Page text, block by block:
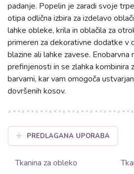
padanje. Popelin je zaradi svoje
otipa odlična izbira za izdelavo
lahke obleke, krila in oblačila za
primeren za dekorativne dodatke v
blazine ali lahke zavese. Enobarvna
prefinjenosti in se zlahka kombinira
barvami, kar vam omogoča
dovršenih kosov.
PREDLAGANA UPORABA
Tkanina za obleko